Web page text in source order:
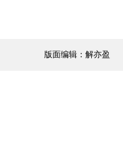
版面编辑：解亦盈